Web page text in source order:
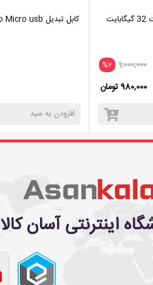
%2 1,000,000
980,000 تومان
کابل تبدیل Usb to Micro usb برند Votec
افزودن به سبد
اینترنتی آسان کالا